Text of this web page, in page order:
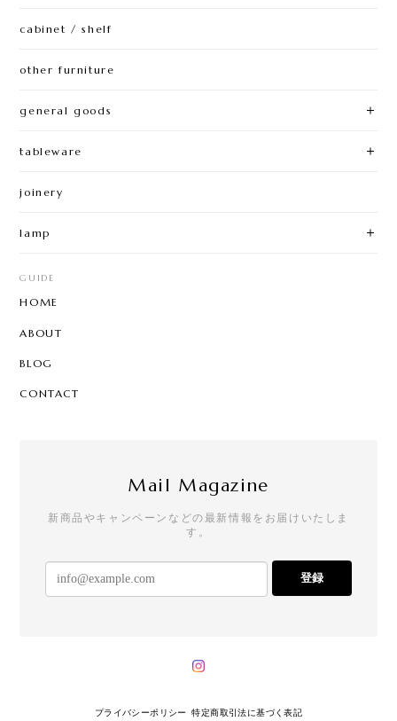
cabinet / shelf
other furniture
general goods
tableware
joinery
lamp
GUIDE
HOME
ABOUT
BLOG
CONTACT
Mail Magazine
新商品やキャンペーンなどの最新情報をお届けいたしま
す。
登録
プライバシーポリシー 特定商取引法に基づく表記